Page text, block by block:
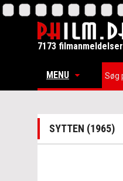
7173 filmanmeldelser
MENU
SYTTEN (1965)